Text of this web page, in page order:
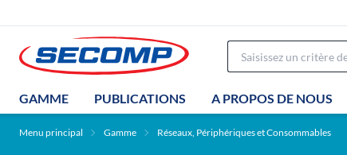
GAMME PUBLICATIONS A PROPOS DE NOUS
Menu principal Gamme Réseaux, Périphériques et Consommables